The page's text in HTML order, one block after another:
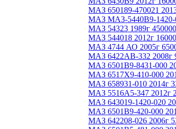
МАЗ 650189-470021
МАЗ МАЗ-5440В9-1420-
МАЗ 54323 1989г
МАЗ 544018 2012г
МАЗ 4744 АО 2005г
МАЗ 6422АВ-332 2008г
МАЗ 6501B9-8431-000
МАЗ 6517Х9-410-000
МАЗ 658931-010 2014г
МАЗ 5516А5-347 2012г
МАЗ 643019-1420-020
МАЗ 6501B9-420-000
МАЗ 642208-026 2006г